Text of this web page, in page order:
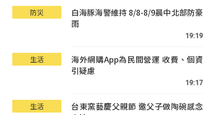
防災
白海豚海警維持 8/8-8/9晨中北部防豪
雨
19:19
生活
海外網購App為民間營運 收費、個資
引疑慮
19:17
生活
台東窯藝慶父親節 邀父子做陶碗感念